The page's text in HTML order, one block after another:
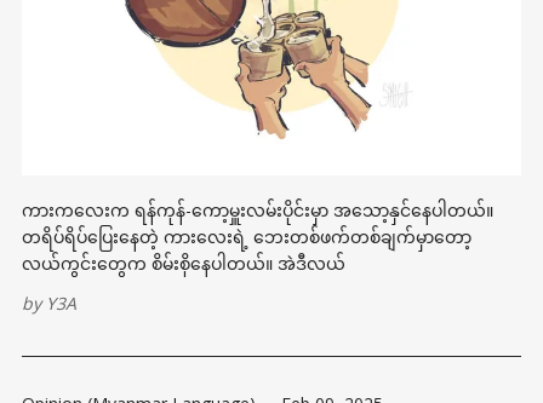
ကားကလေးက ရန်ကုန်-ကော့မှူးလမ်းပိုင်းမှာ အသော့နှင်နေပါတယ်။
တရိပ်ရိပ်ပြေးနေတဲ့ ကားလေးရဲ့ ဘေးတစ်ဖက်တစ်ချက်မှာတော့
လယ်ကွင်းတွေက စိမ်းစိုနေပါတယ်။ အဲဒီလယ်
by Y3A